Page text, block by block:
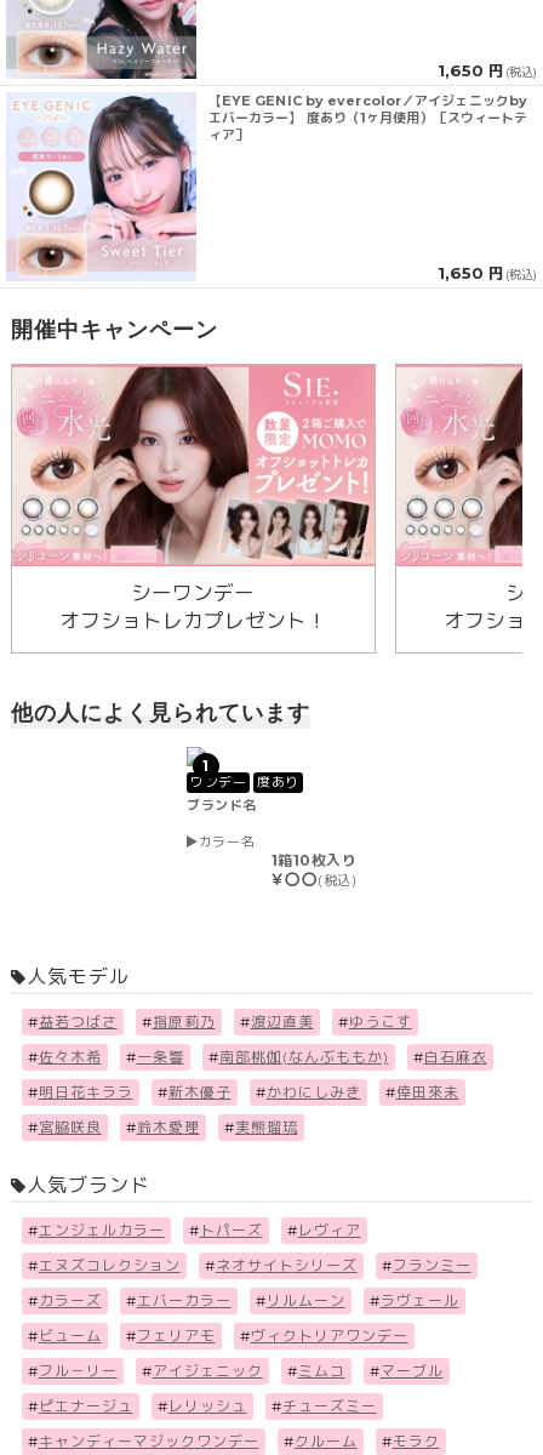
1,650 円 (税込)
【EYE GENIC by evercolor／アイジェニックby
エバーカラー】 度あり（1ヶ月使用）［スウィートテ
ィア］
1,650 円 (税込)
開催中キャンペーン
シーワンデー
オフショトレカプレゼント！
シ
オフショ
他の人によく見られています
1
ワンデー
度あり
ブランド名
カラー名
1箱10枚入り
￥〇〇(税込)
人気モデル
#益若つばさ #指原莉乃 #渡辺直美 #ゆうこす
#佐々木希 #一条響 #南部桃伽(なんぶももか) #白石麻衣
#明日花キララ #新木優子 #かわにしみき #倖田來未
#宮脇咲良 #鈴木愛理 #実熊瑠琉
人気ブランド
#エンジェルカラー # トパーズ # レヴィア
#エヌズコレクション #ネオサイトシリーズ #フランミー
# カラーズ #エバーカラー # リルムーン #ラヴェール
# ビューム #フェリアモ #ヴィクトリアワンデー
#フル－リー #アイジェニック #ミムコ #マーブル
# ピエナージュ # レリッシュ #チューズミー
#キャンディーマジックワンデー #クルーム #モラク